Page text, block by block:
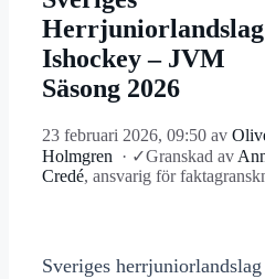
Ishockey – JVM
Säsong 2026
23 februari 2026, 09:50 av
Holmgren
· ✓Granskad av
Credé, ansvarig för
Sveriges